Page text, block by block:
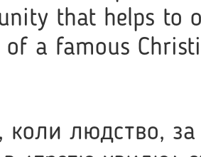
that helps to
of a famous
коли людство,